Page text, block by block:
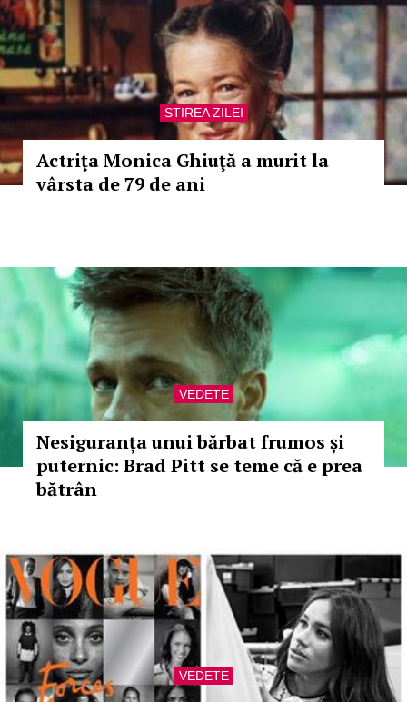
STIREA ZILEI
Actriţa Monica Ghiuţă a murit la
vârsta de 79 de ani
VEDETE
Nesiguranța unui bărbat frumos și
puternic: Brad Pitt se teme că e prea
bătrân
VEDETE